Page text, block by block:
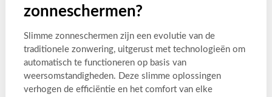
zonneschermen?
Slimme zonneschermen zijn een evolutie van de
traditionele zonwering, uitgerust met technologieën om
automatisch te functioneren op basis van
weersomstandigheden. Deze slimme oplossingen
verhogen de efficiëntie en het comfort van elke